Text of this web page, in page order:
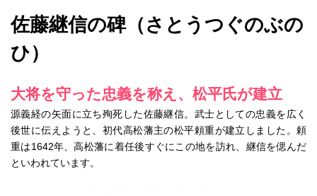
佐藤継信の碑（さとうつぐのぶの
ひ）
大将を守った忠義を称え、松平氏が建立
源義経の矢面に立ち殉死した佐藤継信。武士としての忠義を広く
後世に伝えようと、初代高松藩主の松平頼重が建立しました。頼
重は1642年、高松藩に着任後すぐにこの地を訪れ、継信を偲んだ
といわれています。